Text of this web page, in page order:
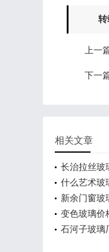
转
上一
下一
相关文章
长治拉丝玻
什么艺术玻
新余门窗玻
变色玻璃价
石河子玻璃